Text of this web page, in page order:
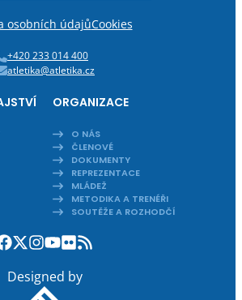
osobních údajůCookies
+420 233 014 400
atletika@atletika.cz
ORGANIZACE
O NÁS
ČLENOVÉ
DOKUMENTY
REPREZENTACE
MLÁDEŽ
METODIKA A TRENÉŘI
SOUTĚŽE A ROZHODČÍ
Designed by